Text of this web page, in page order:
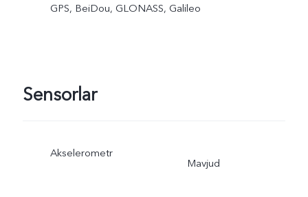
GPS, BeiDou, GLONASS, Galileo
Sensorlar
Akselerometr
Mavjud